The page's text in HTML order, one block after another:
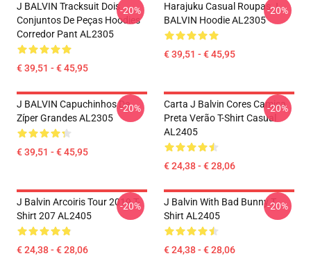
J BALVIN Tracksuit Dois
Conjuntos De Peças Hoodies
Corredor Pant AL2305
€ 39,51 - € 45,95
-20%
Harajuku Casual Roupas J
BALVIN Hoodie AL2305
€ 39,51 - € 45,95
-20%
J BALVIN Capuchinhos De
Zíper Grandes AL2305
€ 39,51 - € 45,95
-20%
Carta J Balvin Cores Camisa
Preta Verão T-Shirt Casual
AL2405
€ 24,38 - € 28,06
-20%
J Balvin Arcoiris Tour 2019 T-
Shirt 207 AL2405
€ 24,38 - € 28,06
-20%
J Balvin With Bad Bunny T
Shirt AL2405
€ 24,38 - € 28,06
-20%